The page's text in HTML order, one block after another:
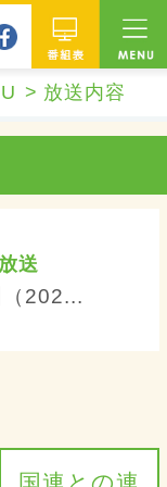
番組
facebook
放送内容
送
202...